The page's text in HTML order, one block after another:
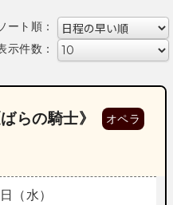
ート順：
示件数：
らの騎士》 オペラ
（水）